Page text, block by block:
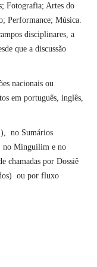
Fotografia; Artes do
Performance; Música.
disciplinares, a
que a discussão
nacionais ou
em português, inglês,
no Sumários
no Minguilim e no
chamadas por Dossiê
ou por fluxo